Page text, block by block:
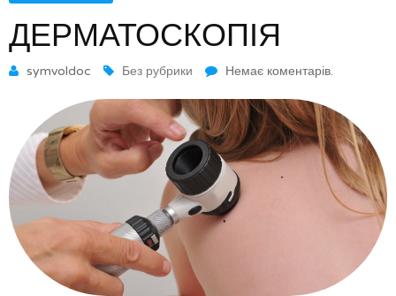
ДЕРМАТОСКОПІЯ
symvoldoc Без рубрики Немає коментарів.